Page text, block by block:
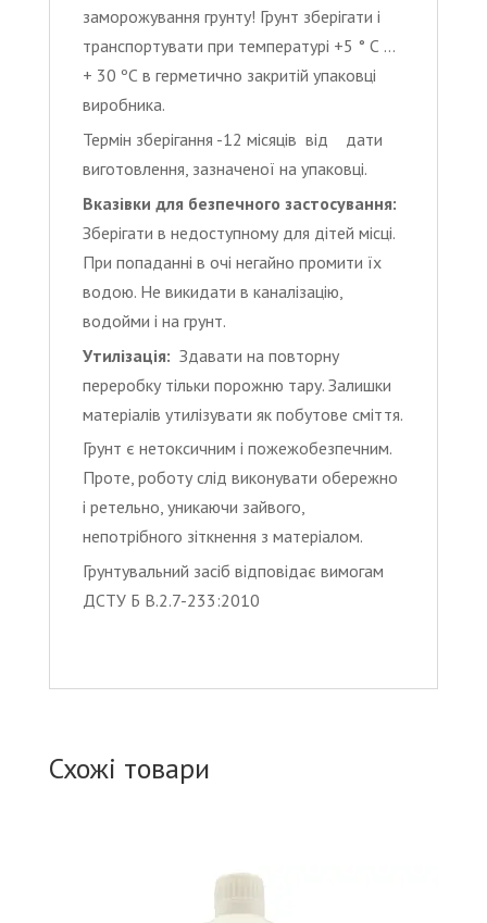
заморожування грунту! Грунт зберігати і
транспортувати при температурі +5 ° С …
+ 30 ºС в герметично закритій упаковці
виробника.
Термін зберігання -12 місяців від дати
виготовлення, зазначеної на упаковці.
Вказівки для безпечного застосування:
Зберігати в недоступному для дітей місці.
При попаданні в очі негайно промити їх
водою. Не викидати в каналізацію,
водойми і на грунт.
Утилізація: Здавати на повторну
переробку тільки порожню тару. Залишки
матеріалів утилізувати як побутове сміття.
Грунт є нетоксичним і пожежобезпечним.
Проте, роботу слід виконувати обережно
і ретельно, уникаючи зайвого,
непотрібного зіткнення з матеріалом.
Грунтувальний засіб відповідає вимогам
ДСТУ Б В.2.7-233:2010
Схожі товари